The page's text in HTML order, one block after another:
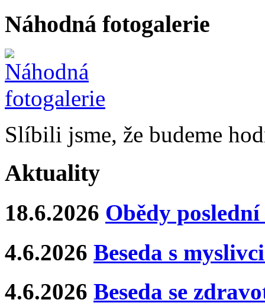
Náhodná fotogalerie
Slíbili jsme, že budeme
Aktuality
18.6.2026 Obědy
4.6.2026 Beseda s
4.6.2026 Beseda se